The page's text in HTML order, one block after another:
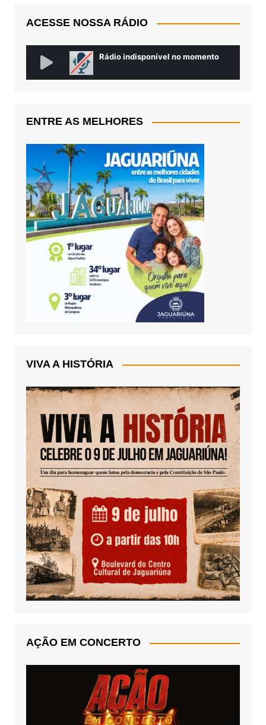
ACESSE NOSSA RÁDIO
ENTRE AS MELHORES
VIVA A HISTÓRIA
AÇÃO EM CONCERTO